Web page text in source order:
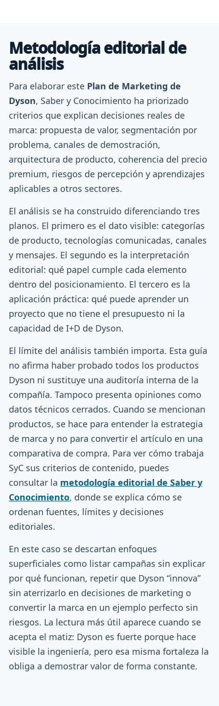
Metodología editorial de
análisis
Para elaborar este Plan de Marketing de
Dyson, Saber y Conocimiento ha priorizado
criterios que explican decisiones reales de
marca: propuesta de valor, segmentación por
problema, canales de demostración,
arquitectura de producto, coherencia del precio
premium, riesgos de percepción y aprendizajes
aplicables a otros sectores.
El análisis se ha construido diferenciando tres
planos. El primero es el dato visible: categorías
de producto, tecnologías comunicadas, canales
y mensajes. El segundo es la interpretación
editorial: qué papel cumple cada elemento
dentro del posicionamiento. El tercero es la
aplicación práctica: qué puede aprender un
proyecto que no tiene el presupuesto ni la
capacidad de I+D de Dyson.
El límite del análisis también importa. Esta guía
no afirma haber probado todos los productos
Dyson ni sustituye una auditoría interna de la
compañía. Tampoco presenta opiniones como
datos técnicos cerrados. Cuando se mencionan
productos, se hace para entender la estrategia
de marca y no para convertir el artículo en una
comparativa de compra. Para ver cómo trabaja
SyC sus criterios de contenido, puedes
consultar la metodología editorial de Saber y
Conocimiento, donde se explica cómo se
ordenan fuentes, límites y decisiones
editoriales.
En este caso se descartan enfoques
superficiales como listar campañas sin explicar
por qué funcionan, repetir que Dyson “innova”
sin aterrizarlo en decisiones de marketing o
convertir la marca en un ejemplo perfecto sin
riesgos. La lectura más útil aparece cuando se
acepta el matiz: Dyson es fuerte porque hace
visible la ingeniería, pero esa misma fortaleza la
obliga a demostrar valor de forma constante.